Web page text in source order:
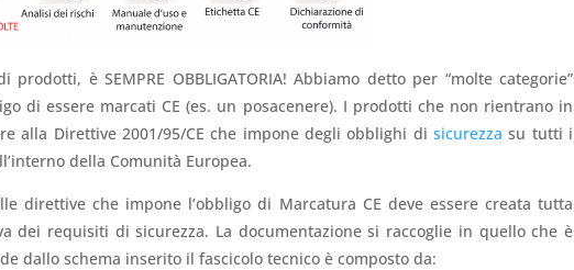
è SEMPRE OBBLIGATORIA! Abbiamo detto per “molte categorie”
di essere marcati CE (es. un posacenere). I prodotti che non rientrano in
alla Direttive 2001/95/CE che impone degli obblighi di sicurezza su tutti i
della Comunità Europea.
direttive che impone l’obbligo di Marcatura CE deve essere creata tutta
dei requisiti di sicurezza. La documentazione si raccoglie in quello che è
dallo schema inserito il fascicolo tecnico è composto da: